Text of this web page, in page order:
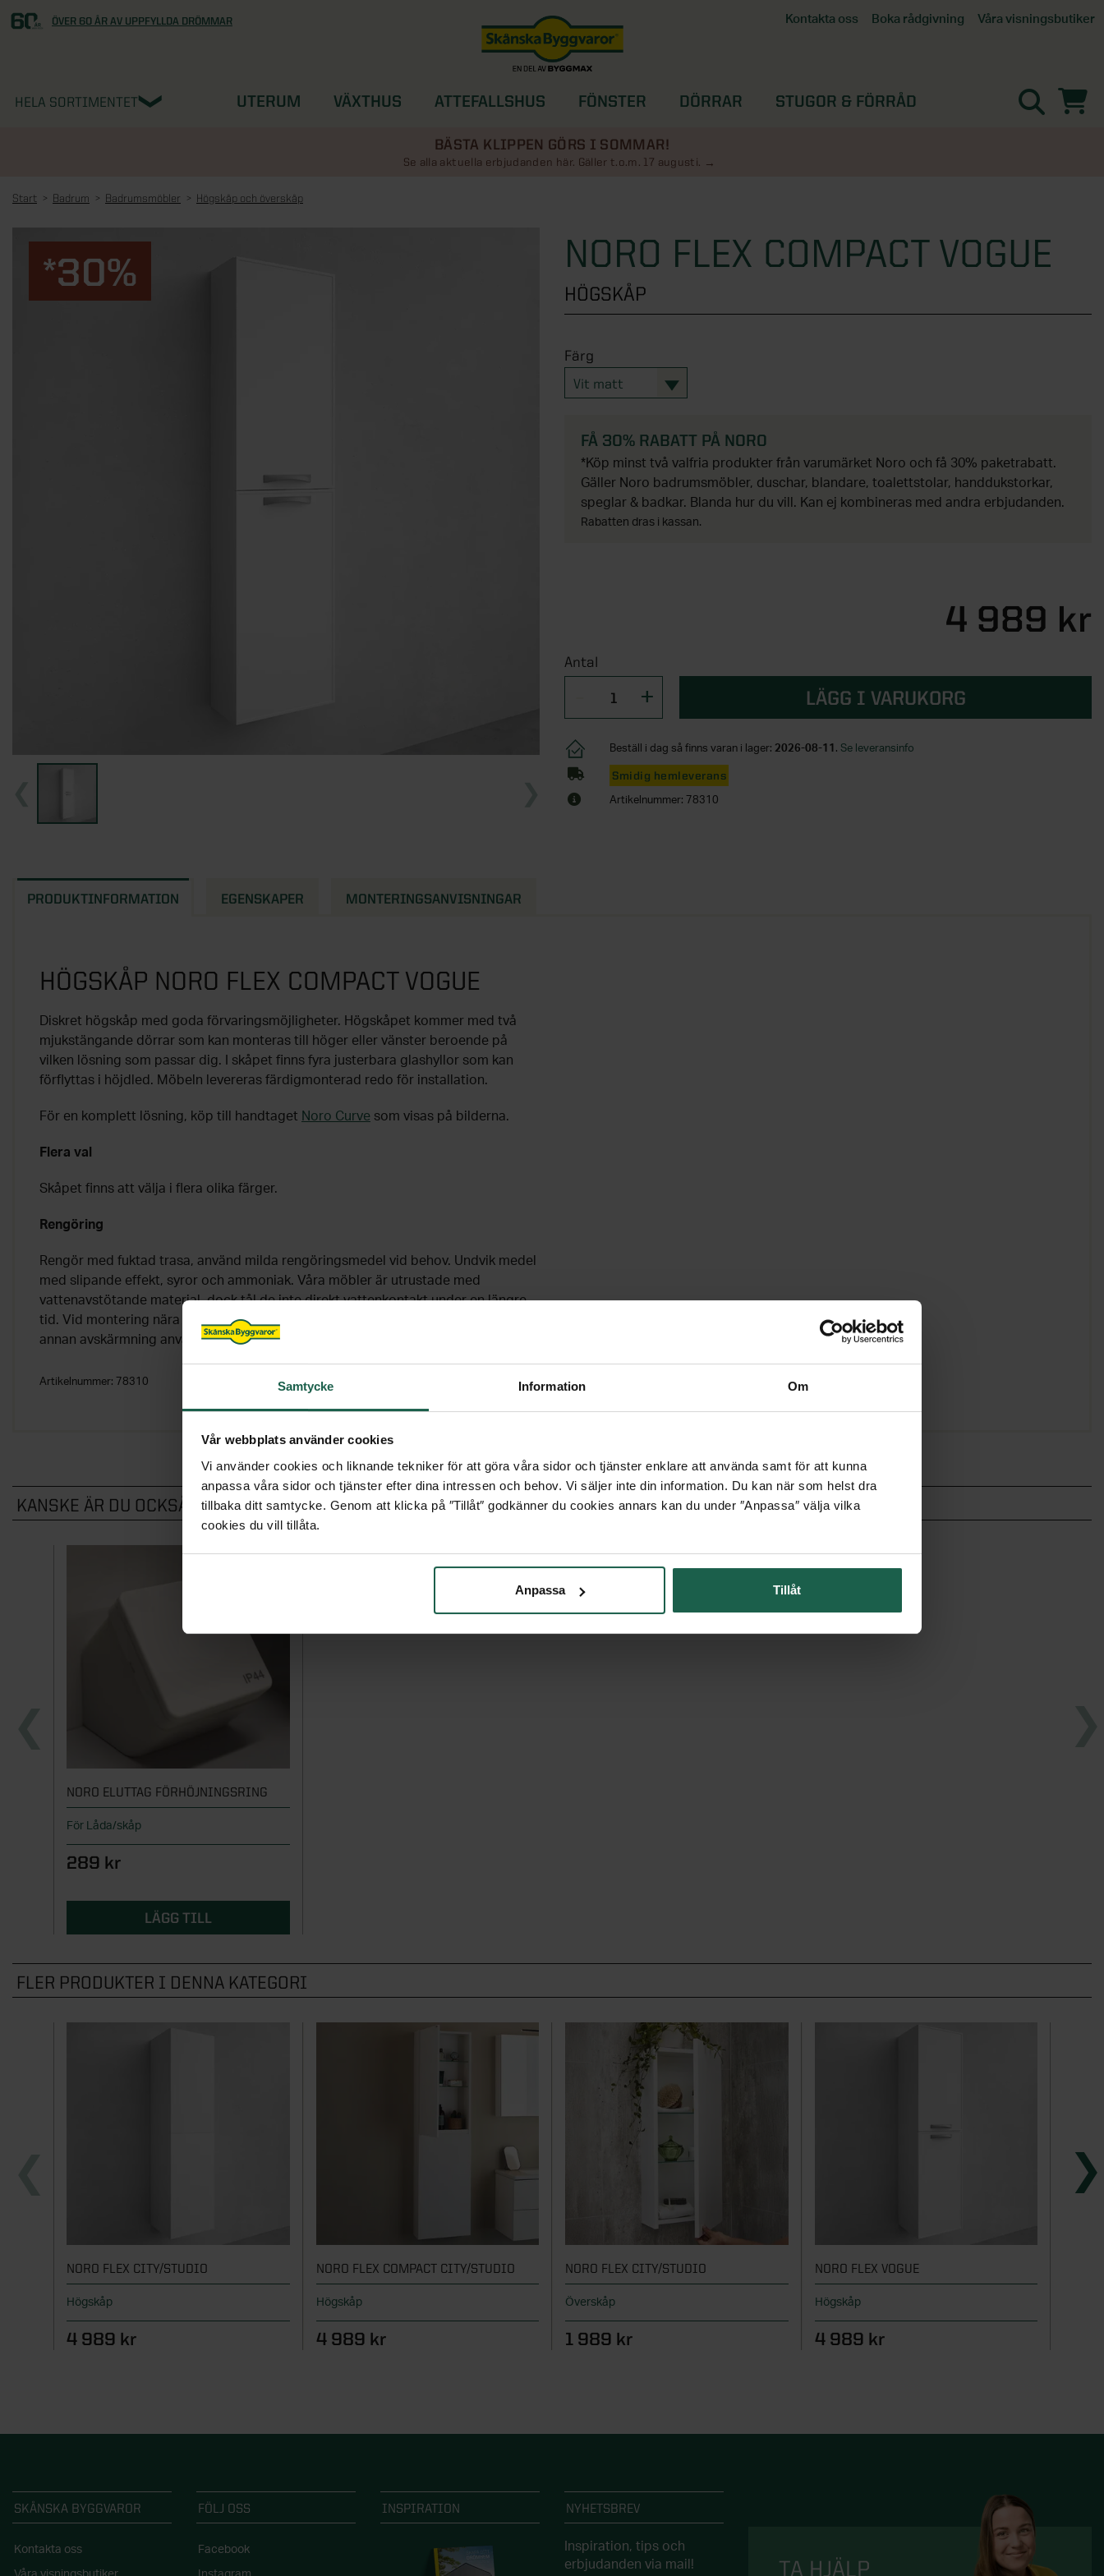
Samtycke Information Om
Vår webbplats använder cookies
Vi använder cookies och liknande tekniker för att göra våra sidor och tjänster enklare att använda samt för att kunna
anpassa våra sidor och tjänster efter dina intressen och behov. Vi säljer inte din information. Du kan när som helst dra
tillbaka ditt samtycke. Genom att klicka på ″Tillåt″ godkänner du cookies annars kan du under ″Anpassa″ välja vilka
cookies du vill tillåta.
Anpassa Tillåt
ÖVER 60 ÅR AV UPPFYLLDA DRÖMMAR Kontakta oss Boka rådgivning Våra visningsbutiker
Göteborg
HELA SORTIMENTET UTERUM VÄXTHUS ATTEFALLSHUS FÖNSTER DÖRRAR
STUGOR & FÖRRÅD
BÄSTA KLIPPEN GÖRS I SOMMAR!
Se alla aktuella erbjudanden här. Gäller t.o.m. 17 augusti.
Start Badrum Badrumsmöbler Högskåp och överskåp
*30% NORO FLEX COMPACT VOGUE
HÖGSKÅP
Färg
Vit matt
FÅ 30% RABATT PÅ NORO
*Köp minst två valfria produkter från varumärket Noro och få 30% paketrabatt.
Gäller Noro badrumsmöbler, duschar, blandare, toalettstolar, handdukstorkar,
speglar & badkar. Blanda hur du vill. Kan ej kombineras med andra erbjudanden.
Rabatten dras i kassan.
4 989 kr
Antal
LÄGG I VARUKORG
Beställ i dag så finns varan i lager: 2026-08-11 . Se leveransinfo
Smidig hemleverans
Artikelnummer: 78310
PRODUKTINFORMATION EGENSKAPER MONTERINGSANVISNINGAR
HÖGSKÅP NORO FLEX COMPACT VOGUE
Diskret högskåp med goda förvaringsmöjligheter. Högskåpet kommer med två
mjukstängande dörrar som kan monteras till höger eller vänster beroende på
vilken lösning som passar dig. I skåpet finns fyra justerbara glashyllor som kan
förflyttas i höjdled. Möbeln levereras färdigmonterad redo för installation.
För en komplett lösning, köp till handtaget Noro Curve som visas på bilderna.
Flera val
Skåpet finns att välja i flera olika färger.
Rengöring
Rengör med fuktad trasa, använd milda rengöringsmedel vid behov. Undvik medel
med slipande effekt, syror och ammoniak. Våra möbler är utrustade med
vattenavstötande material, dock tål de inte direkt vattenkontakt under en längre
tid. Vid montering nära badkar eller dusch bör badkarsvägg, duschvägg eller
annan avskärmning användas.
Artikelnummer: 78310
KANSKE ÄR DU OCKSÅ INTRESSERAD AV
NORO ELUTTAG FÖRHÖJNINGSRING
För Låda/skåp
289 kr
LÄGG TILL
FLER PRODUKTER I DENNA KATEGORI
NORO FLEX CITY/STUDIO
Högskåp
4 989 kr
NORO FLEX COMPACT CITY/STUDIO
Högskåp
4 989 kr
NORO FLEX CITY/STUDIO
Överskåp
1 989 kr
NORO FLEX VOGUE
Högskåp
4 989 kr
SKÅNSKA BYGGVAROR
Kontakta oss
FÖLJ OSS
Facebook
INSPIRATION NYHETSBREV
Inspiration, tips och
erbjudanden via mail!
TA HJÄLP